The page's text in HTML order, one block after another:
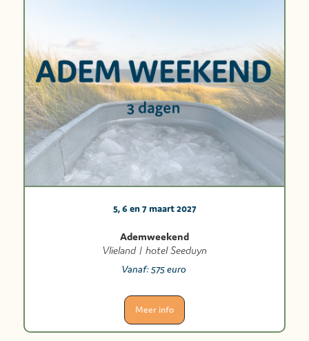
5, 6 en 7 maart 2027
Ademweekend
Vlieland | hotel Seeduyn
Vanaf: 575 euro
Meer info